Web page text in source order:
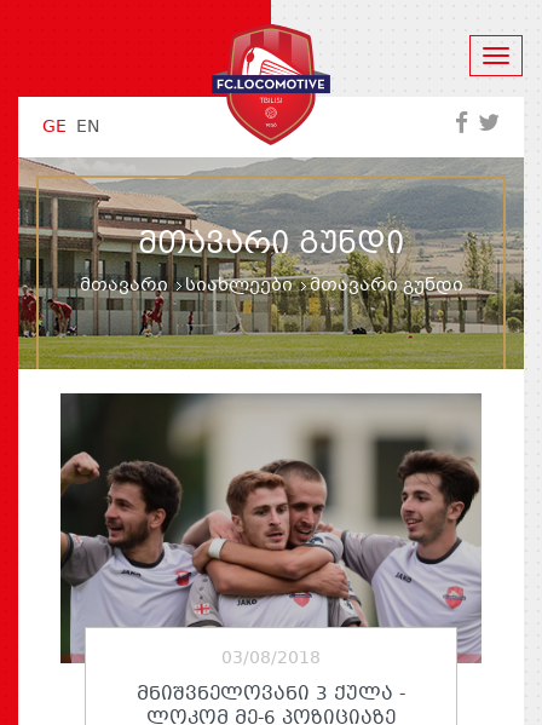
GE EN
ᲛᲗᲐᲕᲐᲠᲘ ᲒᲣᲜᲓᲘ
მთავარი სიახლეები მთავარი გუნდი
03/08/2018
ᲛᲜᲘᲨᲕᲜᲔᲚᲝᲕᲐᲜᲘ 3 ᲥᲣᲚᲐ -
ᲚᲝᲙᲝᲛ ᲛᲔ-6 ᲞᲝᲖᲘᲪᲘᲐᲖᲔ